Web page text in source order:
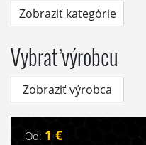
Zobraziť kategórie
Vybrať výrobcu
Zobraziť výrobca
Od: 1 €